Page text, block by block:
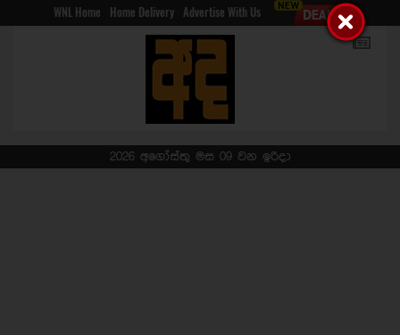
WNL Home Home Delivery Advertise With Us
2026 අගෝස්තු මස 09 වන ඉරිදා